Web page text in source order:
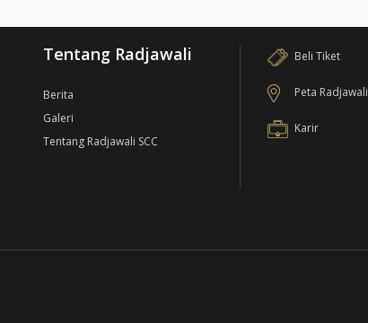
Tentang Radjawali
Berita
Galeri
Tentang Radjawali SCC
Beli Tiket
Peta Radjawali
Karir